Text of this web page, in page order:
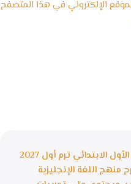
الإلكتروني في هذا المتصفح
كتاب جيم منهج English للصف الأول الابتدائي ترم أول 2027
اللغة الإنجليزية